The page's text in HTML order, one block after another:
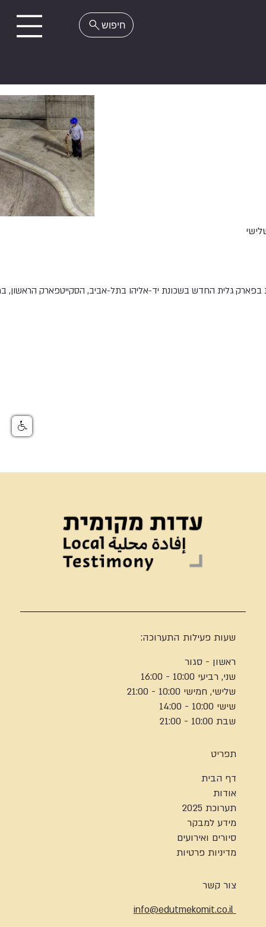
בפארק גלית החדש בשכונת יד-אליהו בתל-אביב, הסקייטפארק הראשון,
שעות פעילות התערוכה:
ראשון - סגור
שני, רביעי 10:00 - 16:00
שלישי, חמישי 10:00 - 21:00
שישי 10:00 - 14:00
שבת 10:00 - 21:00
תפריט
דף הבית
אודות
תערוכת 2025
מידע למבקר
סיורים ואירועים
מדיניות פרטיות
צור קשר
info@edutmekomit.co.il